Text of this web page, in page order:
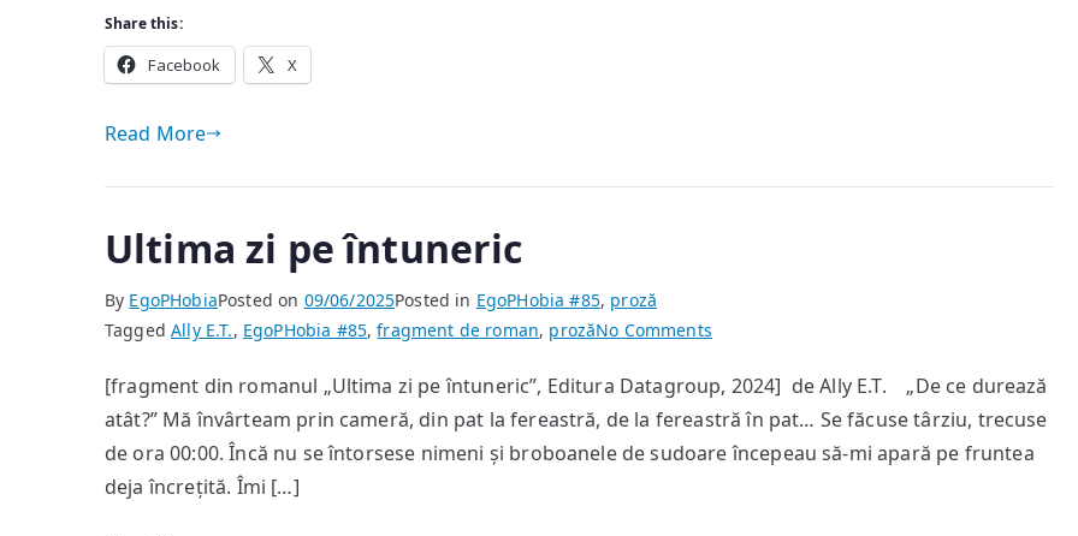
Share this:
Facebook X
Read More
Ultima zi pe întuneric
By EgoPHobiaPosted on 09/06/2025Posted in EgoPHobia #85, proză
TaggedAlly E.T., EgoPHobia #85,fragment de roman, prozăNo Commentson
zi
pe
întuneric
[fragment din romanul „Ultima zi pe întuneric”, Editura Datagroup, 2024] de Ally E.T. „De ce durează
atât?” Mă învârteam prin cameră, din pat la fereastră, de la fereastră în pat… Se făcuse târziu, trecuse
de ora 00:00. Încă nu se întorsese nimeni și broboanele de sudoare începeau să-mi apară pe fruntea
deja încrețită. Îmi […]